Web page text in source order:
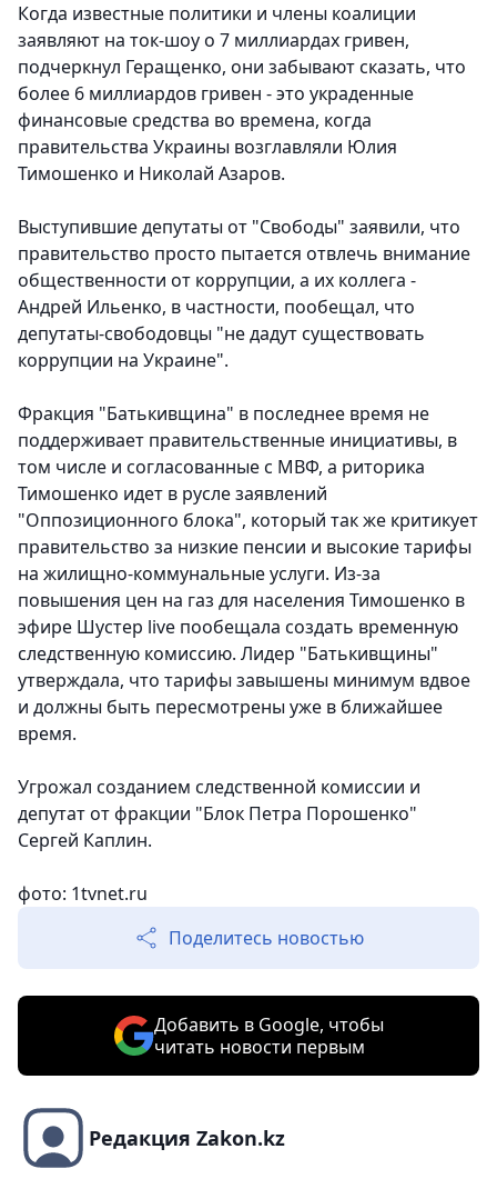
Когда известные политики и члены коалиции
заявляют на ток-шоу о 7 миллиардах гривен,
подчеркнул Геращенко, они забывают сказать, что
более 6 миллиардов гривен - это украденные
финансовые средства во времена, когда
правительства Украины возглавляли Юлия
Тимошенко и Николай Азаров.
Выступившие депутаты от "Свободы" заявили, что
правительство просто пытается отвлечь внимание
общественности от коррупции, а их коллега -
Андрей Ильенко, в частности, пообещал, что
депутаты-свободовцы "не дадут существовать
коррупции на Украине".
Фракция "Батькивщина" в последнее время не
поддерживает правительственные инициативы, в
том числе и согласованные с МВФ, а риторика
Тимошенко идет в русле заявлений
"Оппозиционного блока", который так же критикует
правительство за низкие пенсии и высокие тарифы
на жилищно-коммунальные услуги. Из-за
повышения цен на газ для населения Тимошенко в
эфире Шустер live пообещала создать временную
следственную комиссию. Лидер "Батькивщины"
утверждала, что тарифы завышены минимум вдвое
и должны быть пересмотрены уже в ближайшее
время.
Угрожал созданием следственной комиссии и
депутат от фракции "Блок Петра Порошенко"
Сергей Каплин.
фото: 1tvnet.ru
Поделитесь новостью
Добавить в Google, чтобы
читать новости первым
Редакция Zakon.kz